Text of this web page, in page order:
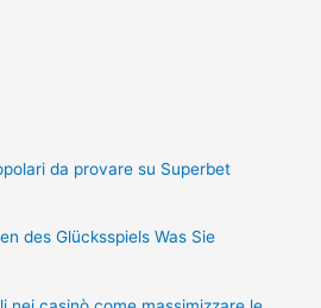
da provare su Superbet
des Glücksspiels Was Sie